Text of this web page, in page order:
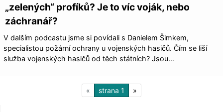
„zelených“ profíků? Je to víc voják, nebo
záchranář?
V dalším podcastu jsme si povídali s Danielem Šimkem,
specialistou požární ochrany u vojenských hasičů. Čím se liší
služba vojenských hasičů od těch státních? Jsou…
« 1 »